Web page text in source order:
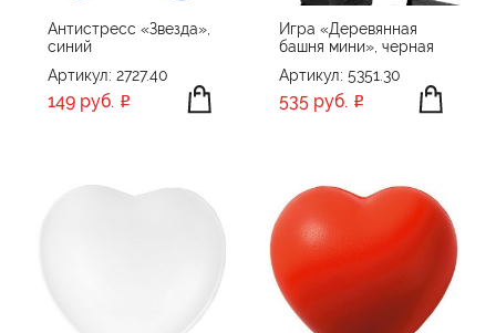
Антистресс «Звезда»,
синий
Артикул: 2727.40
149 руб.
Игра «Деревянная
башня мини», черная
Артикул: 5351.30
535 руб.